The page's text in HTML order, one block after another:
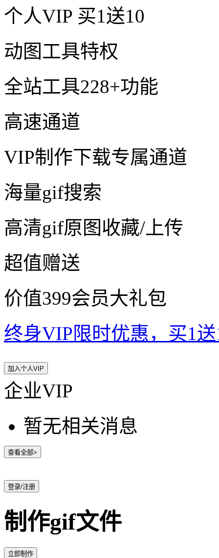
个人VIP 买1送10
动图工具特权
全站工具228+功能
高速通道
VIP制作下载专属通道
海量gif搜索
高清gif原图收藏/上传
超值赠送
价值399会员大礼包
终身VIP限时优惠，买1
加入个人VIP
企业VIP
暂无相关消息
查看全部>
登录/注册
制作gif文件
立即制作